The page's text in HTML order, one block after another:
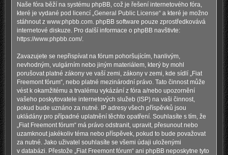
Naše fóra běží na systému phpBB, což je řešení internetového fóra,
které je vydané pod licencí „ General Public License“ a které je možno
stáhnout z www.phpbb.com. phpBB software pouze zprostředkovává
internetové diskuze. Pro další informace o phpBB navštivte:
https://www.phpbb.com/.
Zavazujete se nepřispívat na fórum pohoršujícím, hanlivým,
nevhodným, vulgárním nebo jiným materiálem, který by mohl
porušovat platné zákony ve vaší zemi, zákony v zemi, kde sídlí „Fiat
Freemont fórum“, nebo platné mezinárodní právo. Tato činnost může
vést k okamžitému a trvalému vykázání z fóra a/nebo upozornění
vašeho poskytovatele internetových služeb (ISP) na vaši činnost,
pokud bude uznáno za nutné. IP adresy všech příspěvků jsou
ukládány pro případné uplatnění těchto opatření. Souhlasíte s tím, že
„Fiat Freemont fórum“ má právo odstranit, upravit, přesunout nebo
uzamknout jakékoliv téma nebo příspěvek, pokud to bude považovat
za nutné. Jako uživatel souhlasíte se všemi údaji uloženými
v databázi. Přestože „Fiat Freemont fórum“ ani phpBB neposkytne tyto